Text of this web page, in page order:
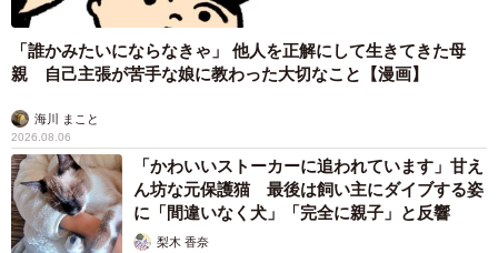
以下スレッドに続きます↓ pic.twitter.com/Tc9NFdjQMT
— 隼のぶを (@HYBSNBW)August 6, 2025
住宅街の中に残る謎のハンバーガー屋の痕跡
兵庫県南部、加古川市内の住宅街を走っていると一件のハ
ンバーガー屋の跡がある。
その名も「バーガーシティ」
「誰かみたいにならなきゃ」 他人を正解にして生きてきた母
親 自己主張が苦手な娘に教わった大切なこと【漫画】
海川 まこと
2026.08.06
「かわいいストーカーに追われています」甘え
ん坊な元保護猫 最後は飼い主にダイブする姿
に「間違いなく犬」「完全に親子」と反響
梨木 香奈